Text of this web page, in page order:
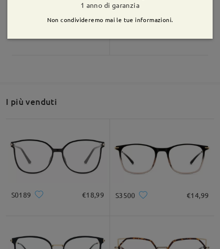
I più venduti
S0189 €18,99 S3500 €14,99
1 anno di garanzia
Non condivideremo mai le tue informazioni.